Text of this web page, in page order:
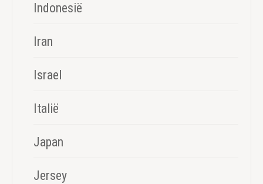
Indonesië
Iran
Israel
Italië
Japan
Jersey